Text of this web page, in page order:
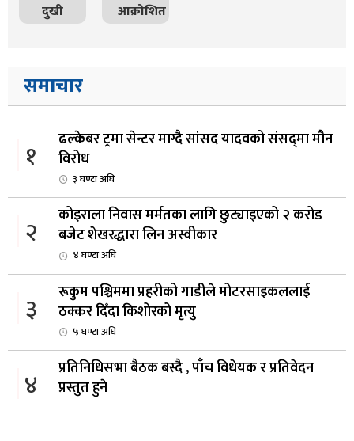
दुखी आक्रोशित
समाचार
१
ढल्केबर ट्रमा सेन्टर माग्दै सांसद यादवको संसद्‌मा मौन
विरोध
३ घण्टा अघि
२
कोइराला निवास मर्मतका लागि छुट्याइएको २ करोड
बजेट शेखरद्धारा लिन अस्वीकार
४ घण्टा अघि
३
रूकुम पश्चिममा प्रहरीको गाडीले मोटरसाइकललाई
ठक्कर दिँदा किशोरको मृत्यु
५ घण्टा अघि
४
प्रतिनिधिसभा बैठक बस्दै , पाँच विधेयक र प्रतिवेदन
प्रस्तुत हुने